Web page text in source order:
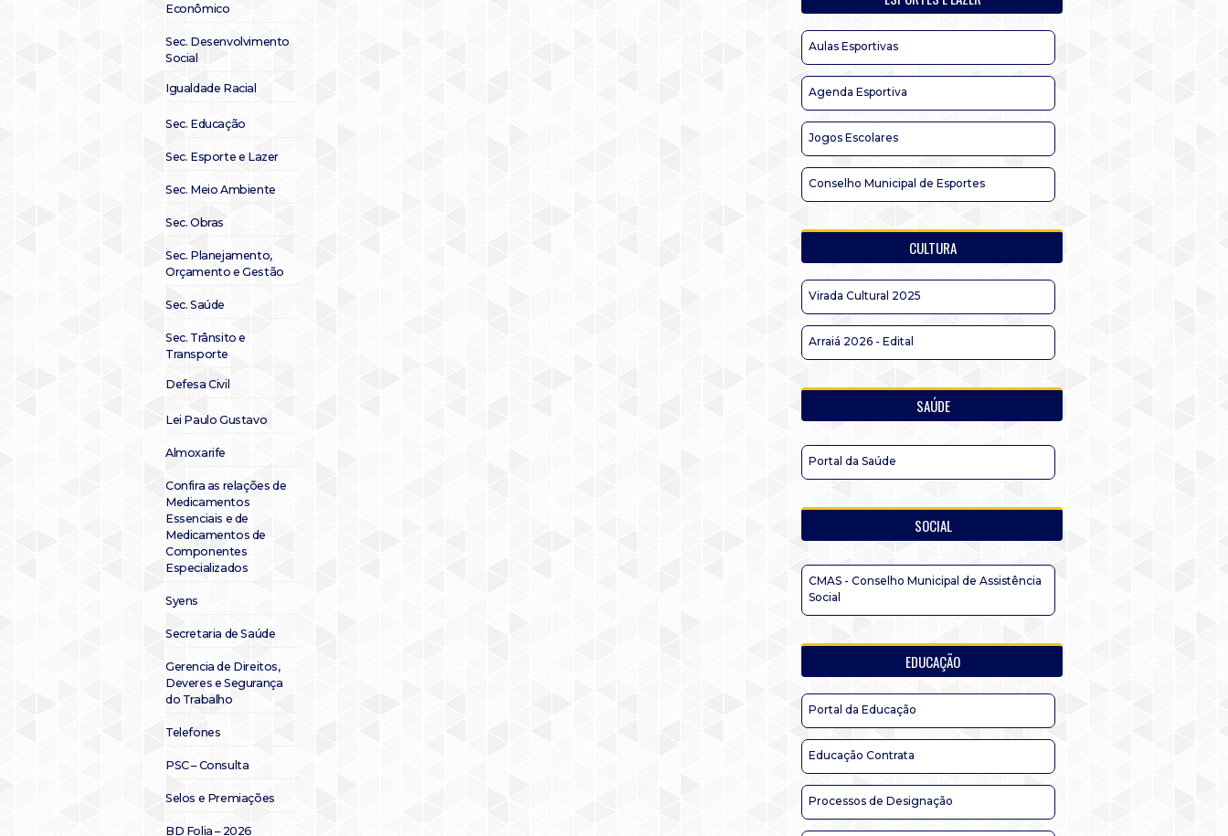
Econômico
Sec. Desenvolvimento
Social
Igualdade Racial
Sec. Educação
Sec. Esporte e Lazer
Sec. Meio Ambiente
Sec. Obras
Sec. Planejamento,
Orçamento e Gestão
Sec. Saúde
Sec. Trânsito e
Transporte
Defesa Civil
Lei Paulo Gustavo
Almoxarife
Confira as relações de
Medicamentos
Essenciais e de
Medicamentos de
Componentes
Especializados
Syens
Secretaria de Saúde
Gerencia de Direitos,
Deveres e Segurança
do Trabalho
Telefones
PSC – Consulta
Selos e Premiações
BD Folia – 2026
Aulas Esportivas
Agenda Esportiva
Jogos Escolares
Conselho Municipal de Esportes
CULTURA
Virada Cultural 2025
Arraiá 2026 - Edital
SAÚDE
Portal da Saúde
SOCIAL
CMAS - Conselho Municipal de Assistência
Social
EDUCAÇÃO
Portal da Educação
Educação Contrata
Processos de Designação